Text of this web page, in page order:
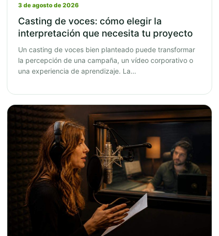
3 de agosto de 2026
Casting de voces: cómo elegir la
interpretación que necesita tu proyecto
Un casting de voces bien planteado puede transformar
la percepción de una campaña, un vídeo corporativo o
una experiencia de aprendizaje. La…